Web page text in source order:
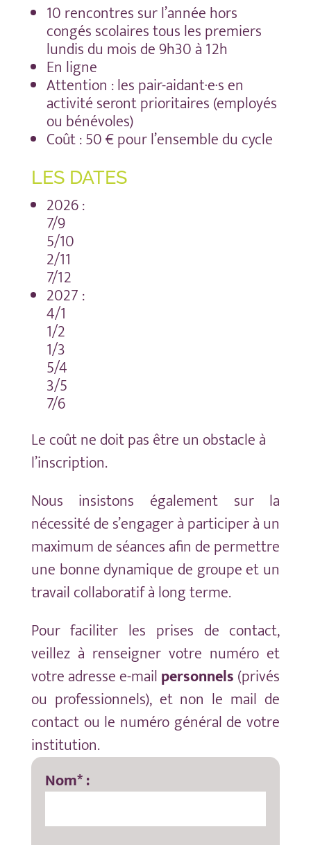
10 rencontres sur l’année hors
congés scolaires tous les premiers
lundis du mois de 9h30 à 12h
En ligne
Attention : les pair-aidant·e·s en
activité seront prioritaires (employés
ou bénévoles)
Coût : 50 € pour l’ensemble du cycle
LES DATES
2026 :
7/9
5/10
2/11
7/12
2027 :
4/1
1/2
1/3
5/4
3/5
7/6
Le coût ne doit pas être un obstacle à
l’inscription.
Nous insistons également sur la
nécessité de s’engager à participer à un
maximum de séances afin de permettre
une bonne dynamique de groupe et un
travail collaboratif à long terme.
Pour faciliter les prises de contact,
veillez à renseigner votre numéro et
votre adresse e-mailpersonnels(privés
ou professionnels), et non le mail de
contact ou le numéro général de votre
institution.
Nom* :